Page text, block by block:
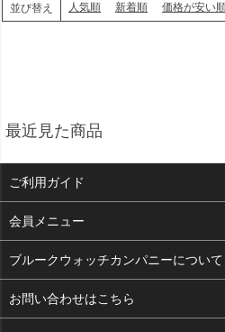
並び替え 人気順 新着順 価格が安い
最近見た商品
ご利用ガイド
よくある質問
支払い・送料
お客様の声
会員メニュー
ログイン
お気に入り
ブルークウォッチカンパニーについて
会社概要
お問い合わせはこちら